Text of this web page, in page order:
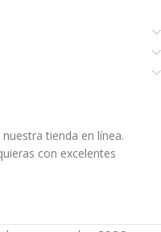
tienda en línea.
con excelentes